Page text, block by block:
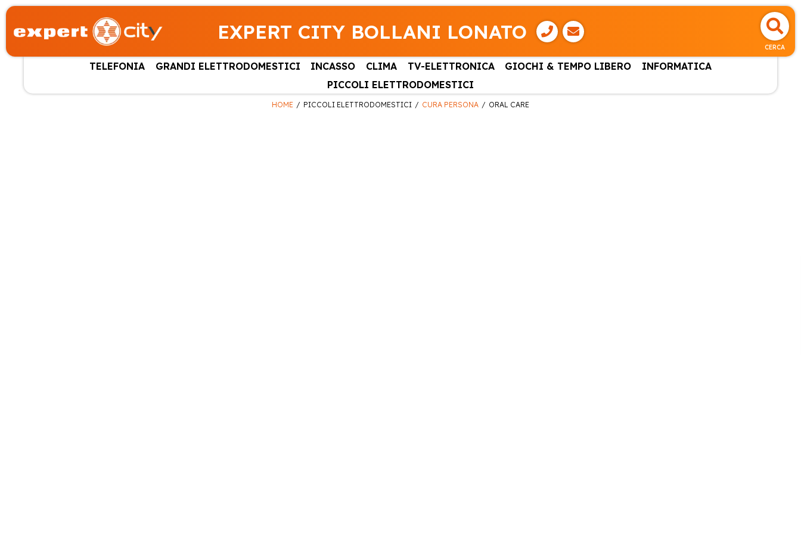
EXPERT CITY BOLLANI LONATO
CERCA
TELEFONIA GRANDI ELETTRODOMESTICI INCASSO CLIMA TV-ELETTRONICA GIOCHI & TEMPO LIBERO
INFORMATICA
PICCOLI ELETTRODOMESTICI
HOME PICCOLI ELETTRODOMESTICI CURA PERSONA ORAL CARE